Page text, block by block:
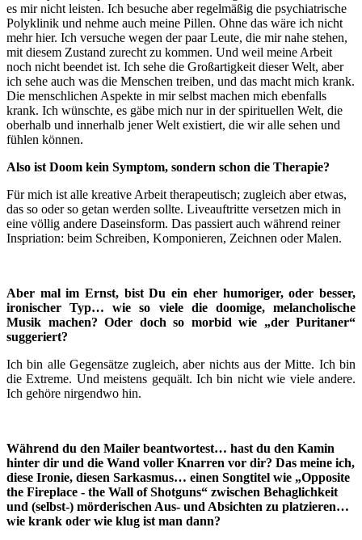
es mir nicht leisten. Ich besuche aber regelmäßig die psychiatrische
Polyklinik und nehme auch meine Pillen. Ohne das wäre ich nicht
mehr hier. Ich versuche wegen der paar Leute, die mir nahe stehen,
mit diesem Zustand zurecht zu kommen. Und weil meine Arbeit
noch nicht beendet ist. Ich sehe die Großartigkeit dieser Welt, aber
ich sehe auch was die Menschen treiben, und das macht mich krank.
Die menschlichen Aspekte in mir selbst machen mich ebenfalls
krank. Ich wünschte, es gäbe mich nur in der spirituellen Welt, die
oberhalb und innerhalb jener Welt existiert, die wir alle sehen und
fühlen können.
Also ist Doom kein Symptom, sondern schon die Therapie?
Für mich ist alle kreative Arbeit therapeutisch; zugleich aber etwas,
das so oder so getan werden sollte. Liveauftritte versetzen mich in
eine völlig andere Daseinsform. Das passiert auch während reiner
Inspriation: beim Schreiben, Komponieren, Zeichnen oder Malen.
Aber mal im Ernst, bist Du ein eher humoriger, oder besser,
ironischer Typ… wie so viele die doomige, melancholische
Musik machen? Oder doch so morbid wie „der Puritaner“
suggeriert?
Ich bin alle Gegensätze zugleich, aber nichts aus der Mitte. Ich bin
die Extreme. Und meistens gequält. Ich bin nicht wie viele andere.
Ich gehöre nirgendwo hin.
Während du den Mailer beantwortest… hast du den Kamin
hinter dir und die Wand voller Knarren vor dir? Das meine ich,
diese Ironie, diesen Sarkasmus… einen Songtitel wie „Opposite
the Fireplace - the Wall of Shotguns“ zwischen Behaglichkeit
und (selbst-) mörderischen Aus- und Absichten zu platzieren…
wie krank oder wie klug ist man dann?